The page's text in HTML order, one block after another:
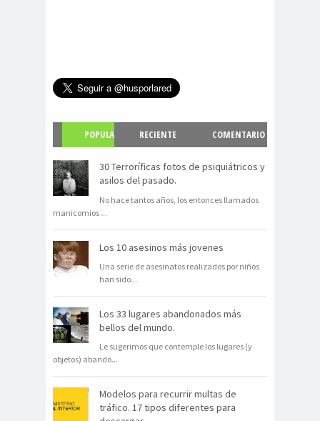
POPULA
R
RECIENTE
COMENTARIO
30 Terroríficas fotos de psiquiátricos y
asilos del pasado.
No hace tantos años, los entonces llamados
manicomios ...
Los 10 asesinos más jovenes
Una serie de asesinatos realizados por niños
han sido...
Los 33 lugares abandonados más
bellos del mundo.
Le sugerimos que contemple los lugares (y
objetos) abando...
Modelos para recurrir multas de
tráfico. 17 tipos diferentes para